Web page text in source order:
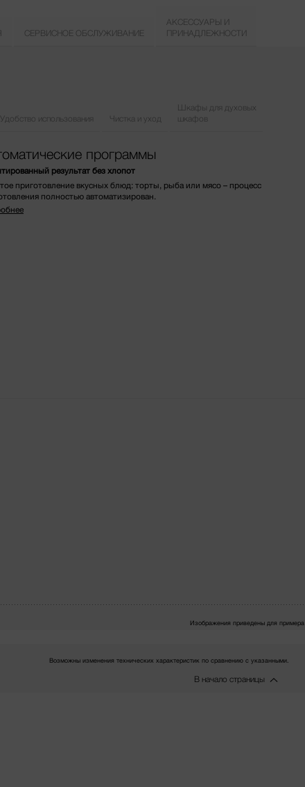
СЕРВИСНОЕ ОБСЛУЖИВАНИЕ
АКСЕССУАРЫ И
ПРИНАДЛЕЖНОСТИ
Удобство использования Чистка и уход
Шкафы для духовых
шкафов
программы
результат без хлопот
приготовление вкусных блюд: торты, рыба или мясо – процесс
полностью автоматизирован.
Изображения приведены для примера
Возможны изменения технических характеристик по сравнению с указанными.
В начало страницы